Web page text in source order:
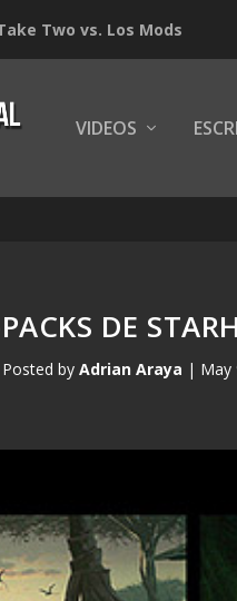
Two vs. Los Mods
VIDEOS
DE
Posted by Adrian Araya | May